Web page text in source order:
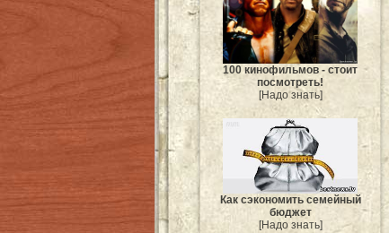
100 кинофильмов - стоит
посмотреть!
[Надо знать]
Как сэкономить семейный
бюджет
[Надо знать]